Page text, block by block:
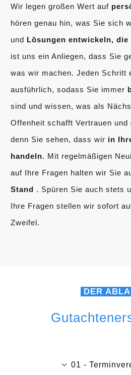
Wir legen großen Wert auf
hören genau hin, was Sie sich
und Lösungen entwickeln, die
ist uns ein Anliegen, dass Sie
was wir machen. Jeden Schritt
ausführlich, sodass Sie immer
sind und wissen, was als
Offenheit schafft Vertrauen und
denn Sie sehen, dass wir in
handeln. Mit regelmäßigen
auf Ihre Fragen halten wir Sie
Stand . Spüren Sie auch stets
Ihre Fragen stellen wir sofort
Zweifel.
DER
01 -